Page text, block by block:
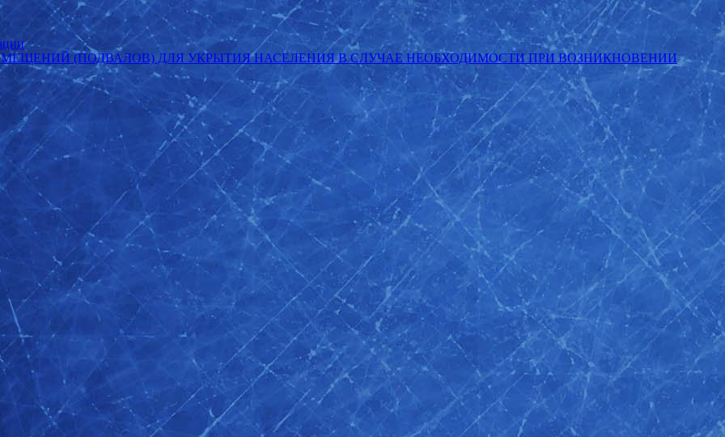
(ПОДВАЛОВ) ДЛЯ УКРЫТИЯ НАСЕЛЕНИЯ В СЛУЧАЕ НЕОБХОДИМОСТИ ПРИ ВОЗНИКНОВЕНИИ